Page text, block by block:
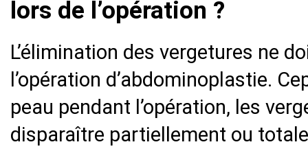
lors de l’opération ?
L’élimination des vergetures ne
l’opération d’abdominoplastie.
peau pendant l’opération, les
disparaître partiellement ou